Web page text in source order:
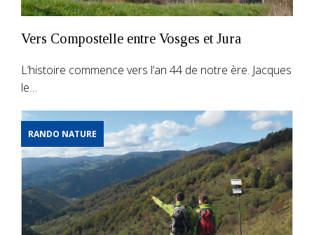
Vers Compostelle entre Vosges et Jura
L’histoire commence vers l’an 44 de notre ère. Jacques
le…
RANDO NATURE